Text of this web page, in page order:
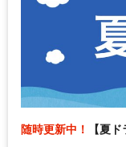
随時更新中！ 【夏